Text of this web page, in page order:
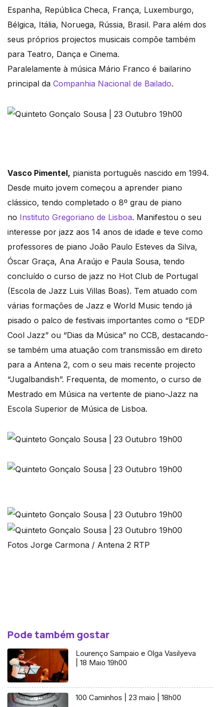
Espanha, República Checa, França, Luxemburgo,
Bélgica, Itália, Noruega, Rússia, Brasil. Para além dos
seus próprios projectos musicais compõe também
para Teatro, Dança e Cinema.
Paralelamente à música Mário Franco é bailarino
principal da Companhia Nacional de Bailado.
Vasco Pimentel, pianista português nascido em 1994.
Desde muito jovem começou a aprender piano
clássico, tendo completado o 8º grau de piano
no Instituto Gregoriano de Lisboa. Manifestou o seu
interesse por jazz aos 14 anos de idade e teve como
professores de piano João Paulo Esteves da Silva,
Óscar Graça, Ana Araújo e Paula Sousa, tendo
concluído o curso de jazz no Hot Club de Portugal
(Escola de Jazz Luis Villas Boas). Tem atuado com
várias formações de Jazz e World Music tendo já
pisado o palco de festivais importantes como o “EDP
Cool Jazz” ou “Dias da Música” no CCB, destacando-
se também uma atuação com transmissão em direto
para a Antena 2, com o seu mais recente projecto
“Jugalbandish”. Frequenta, de momento, o curso de
Mestrado em Música na vertente de piano-Jazz na
Escola Superior de Música de Lisboa.
Fotos Jorge Carmona / Antena 2 RTP
Pode também gostar
Lourenço Sampaio e Olga Vasilyeva
| 18 Maio 19h00
100 Caminhos | 23 maio | 18h00